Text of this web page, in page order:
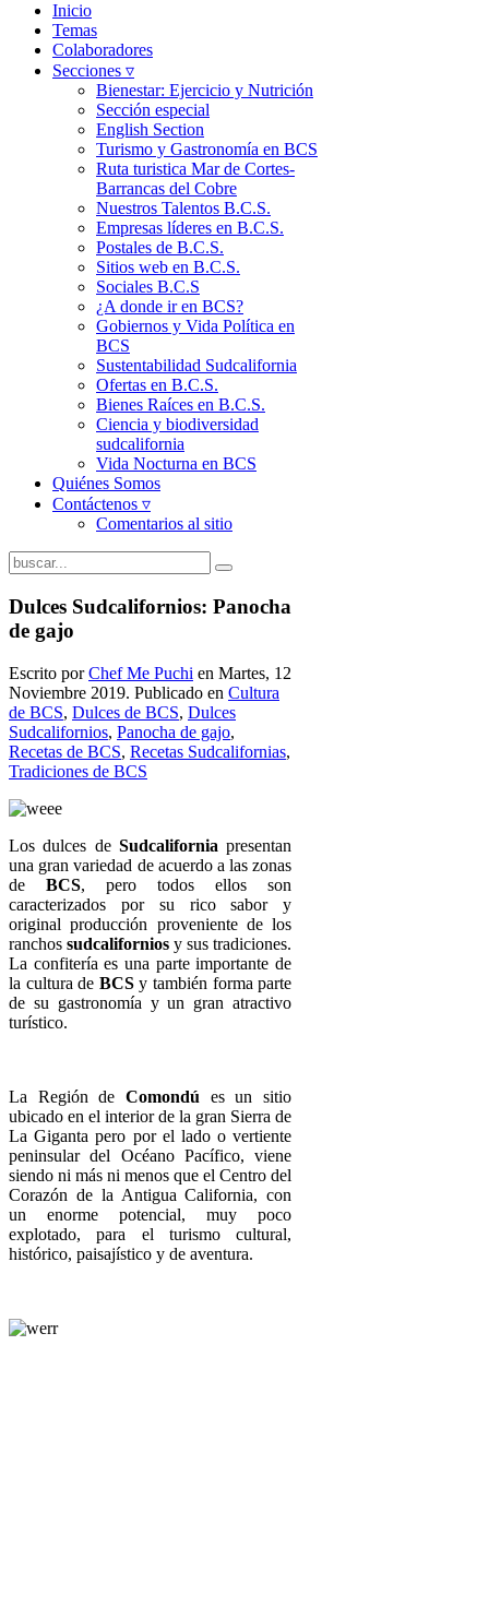
Inicio
Temas
Colaboradores
Secciones ▿
Bienestar: Ejercicio y Nutrición
Sección especial
English Section
Turismo y Gastronomía en BCS
Ruta turistica Mar de Cortes-
Barrancas del Cobre
Nuestros Talentos B.C.S.
Empresas líderes en B.C.S.
Postales de B.C.S.
Sitios web en B.C.S.
Sociales B.C.S
¿A donde ir en BCS?
Gobiernos y Vida Política en
BCS
Sustentabilidad Sudcalifornia
Ofertas en B.C.S.
Bienes Raíces en B.C.S.
Ciencia y biodiversidad
sudcalifornia
Vida Nocturna en BCS
Quiénes Somos
Contáctenos ▿
Comentarios al sitio
Dulces Sudcalifornios: Panocha
de gajo
Escrito porChef Me Puchi en Martes, 12
Noviembre 2019. Publicado en Cultura
de BCS, Dulces de BCS, Dulces
Sudcalifornios, Panocha de gajo,
Recetas de BCS, Recetas Sudcalifornias,
Tradiciones de BCS
Los dulces de Sudcalifornia presentan
una gran variedad de acuerdo a las zonas
deBCS, pero todos ellos son
caracterizados por su rico sabor y
original producción proveniente de los
ranchossudcalifornios y sus tradiciones.
La confitería es una parte importante de
la cultura de BCSy también forma parte
de su gastronomía y un gran atractivo
turístico.
La Región deComondú es un sitio
ubicado en el interior de la gran Sierra de
La Giganta pero por el lado o vertiente
peninsular del Océano Pacífico, viene
siendo ni más ni menos que el Centro del
Corazón de la Antigua California, con
un enorme potencial, muy poco
explotado, para el turismo cultural,
histórico, paisajístico y de aventura.